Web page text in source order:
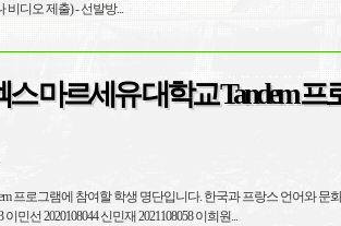
간 : 6회, 각 90분 (언어 교환 중 5분-10분 대화 오디오나 비디오 제출) - 선발방...
스 마르세유 대학교 Tandem 프
학생 명단입니다. 한국과 프랑스 언어와 문화를 함께 토
론하고 공부하는시간을가지길 바랍니다. 2017108083 이민선 2020108044 신민재 2021108058 이희원...